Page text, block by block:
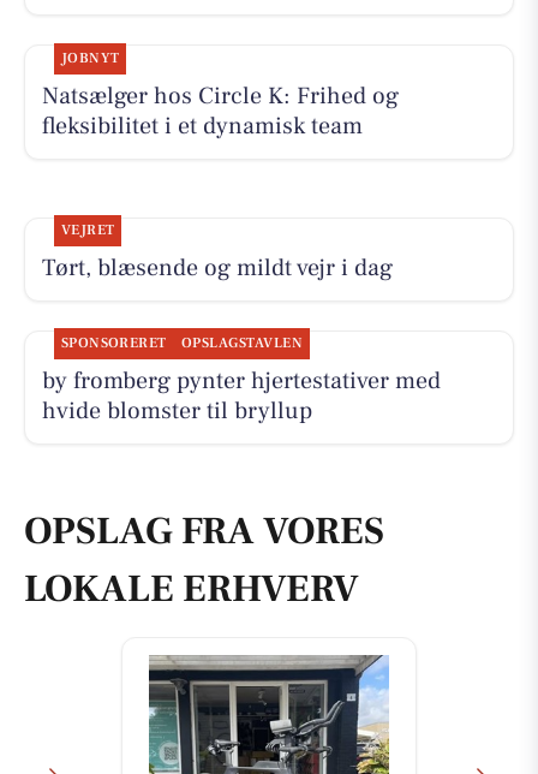
JOBNYT
Natsælger hos Circle K: Frihed og
fleksibilitet i et dynamisk team
VEJRET
Tørt, blæsende og mildt vejr i dag
SPONSORERET OPSLAGSTAVLEN
by fromberg pynter hjertestativer med
hvide blomster til bryllup
OPSLAG FRA VORES
LOKALE ERHVERV